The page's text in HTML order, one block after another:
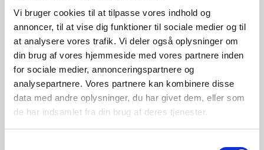
Vi bruger cookies til at tilpasse vores indhold og
annoncer, til at vise dig funktioner til sociale medier og til
at analysere vores trafik. Vi deler også oplysninger om
din brug af vores hjemmeside med vores partnere inden
for sociale medier, annonceringspartnere og
analysepartnere. Vores partnere kan kombinere disse
data med andre oplysninger, du har givet dem, eller som
de har indsamlet fra din brug af deres tjenester.